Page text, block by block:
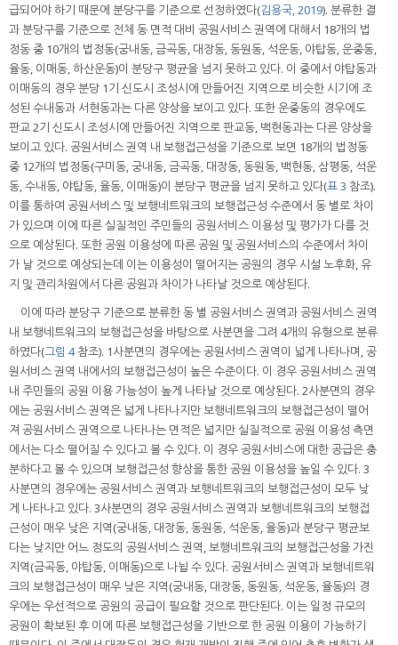
급되어야 하기 때문에 분당구를 기준으로 선정하였다(김용국, 2019). 분류한 결
과 분당구를 기준으로 전체 동 면적 대비 공원서비스 권역에 대해서 18개의 법
정동 중 10개의 법정동(궁내동, 금곡동, 대장동, 동원동, 석운동, 야탑동, 운중동,
율동, 이매동, 하산운동)이 분당구 평균을 넘지 못하고 있다. 이 중에서 야탑동과
이매동의 경우 분당 1기 신도시 조성시에 만들어진 지역으로 비슷한 시기에 조
성된 수내동과 서현동과는 다른 양상을 보이고 있다. 또한 운중동의 경우에도
판교 2기 신도시 조성시에 만들어진 지역으로 판교동, 백현동과는 다른 양상을
보이고 있다. 공원서비스 권역 내 보행접근성을 기준으로 보면 18개의 법정동
중 12개의 법정동(구미동, 궁내동, 금곡동, 대장동, 동원동, 백현동, 삼평동, 석운
동, 수내동, 야탑동, 율동, 이매동)이 분당구 평균을 넘지 못하고 있다(표 3 참조).
이를 통하여 공원서비스 및 보행네트워크의 보행접근성 수준에서 동 별로 차이
가 있으며 이에 따른 실질적인 주민들의 공원서비스 이용성 및 평가가 다를 것
으로 예상된다. 또한 공원 이용성에 따른 공원 및 공원서비스의 수준에서 차이
가 날 것으로 예상되는데 이는 이용성이 떨어지는 공원의 경우 시설 노후화, 유
지 및 관리차원에서 다른 공원과 차이가 나타날 것으로 예상된다.
이에 따라 분당구 기준으로 분류한 동 별 공원서비스 권역과 공원서비스 권역
내 보행네트워크의 보행접근성을 바탕으로 사분면을 그려 4개의 유형으로 분류
하였다(그림 4참조). 1사분면의 경우에는 공원서비스 권역이 넓게 나타나며, 공
원서비스 권역 내에서의 보행접근성이 높은 수준이다. 이 경우 공원서비스 권역
내 주민들의 공원 이용 가능성이 높게 나타날 것으로 예상된다. 2사분면의 경우
에는 공원서비스 권역은 넓게 나타나지만 보행네트워크의 보행접근성이 떨어
져 공원서비스 권역으로 나타나는 면적은 넓지만 실질적으로 공원 이용성 측면
에서는 다소 떨어질 수 있다고 볼 수 있다. 이 경우 공원서비스에 대한 공급은 충
분하다고 볼 수 있으며 보행접근성 향상을 통한 공원 이용성을 높일 수 있다. 3
사분면의 경우에는 공원서비스 권역과 보행네트워크의 보행접근성이 모두 낮
게 나타나고 있다. 3사분면의 경우 공원서비스 권역과 보행네트워크의 보행접
근성이 매우 낮은 지역(궁내동, 대장동, 동원동, 석운동, 율동)과 분당구 평균보
다는 낮지만 어느 정도의 공원서비스 권역, 보행네트워크의 보행접근성을 가진
지역(금곡동, 야탑동, 이매동)으로 나뉠 수 있다. 공원서비스 권역과 보행네트워
크의 보행접근성이 매우 낮은 지역(궁내동, 대장동, 동원동, 석운동, 율동)의 경
우에는 우선적으로 공원의 공급이 필요할 것으로 판단된다. 이는 일정 규모의
공원이 확보된 후 이에 따른 보행접근성을 기반으로 한 공원 이용이 가능하기